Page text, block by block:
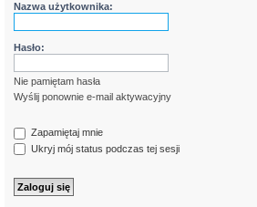
Nazwa użytkownika:
Hasło:
Nie pamiętam hasła
Wyślij ponownie e-mail aktywacyjny
Zapamiętaj mnie
Ukryj mój status podczas tej sesji